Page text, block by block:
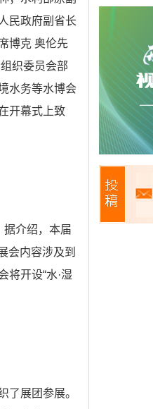
民政府副省长
博克 奥伦先
织委员会部
水务等水博会
开幕式上致
介绍，本届
会内容涉及到
将开设“水·湿
展团参展。